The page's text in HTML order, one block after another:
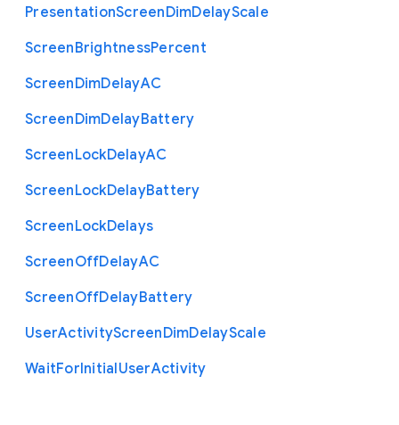
PresentationScreenDimDelayScale
ScreenBrightnessPercent
ScreenDimDelayAC
ScreenDimDelayBattery
ScreenLockDelayAC
ScreenLockDelayBattery
ScreenLockDelays
ScreenOffDelayAC
ScreenOffDelayBattery
UserActivityScreenDimDelayScale
WaitForInitialUserActivity